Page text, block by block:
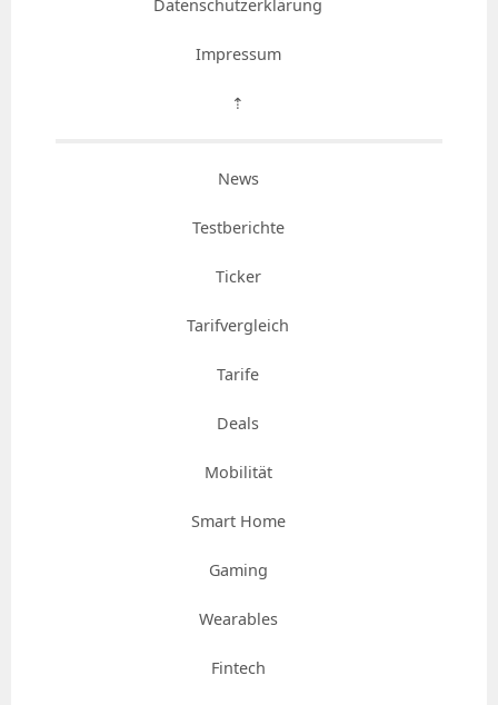
Datenschutzerklärung
Impressum
⇡
News
Testberichte
Ticker
Tarifvergleich
Tarife
Deals
Mobilität
Smart Home
Gaming
Wearables
Fintech